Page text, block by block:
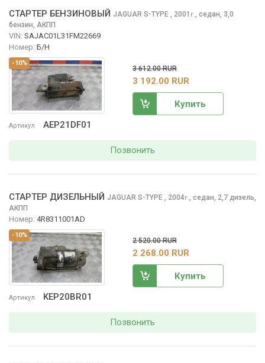
-10%
Артикул AEP21DF01
СТАРТЕР БЕНЗИНОВЫЙ JAGUAR S-TYPE , 2001 г., седан, 3,0
бензин, АКПП
VIN: SAJAC01L31FM22669
Номер: Б/Н
3 612.00 RUR
3 192.00 RUR
Купить
Позвонить
-10%
Артикул KEP20BR01
СТАРТЕР ДИЗЕЛЬНЫЙ JAGUAR S-TYPE , 2004г., седан, 2,7 дизель,
АКПП
Номер: 4R8311001AD
2 520.00 RUR
2 268.00 RUR
Купить
Позвонить